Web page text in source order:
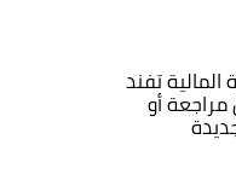
تفند
مراجعة أو